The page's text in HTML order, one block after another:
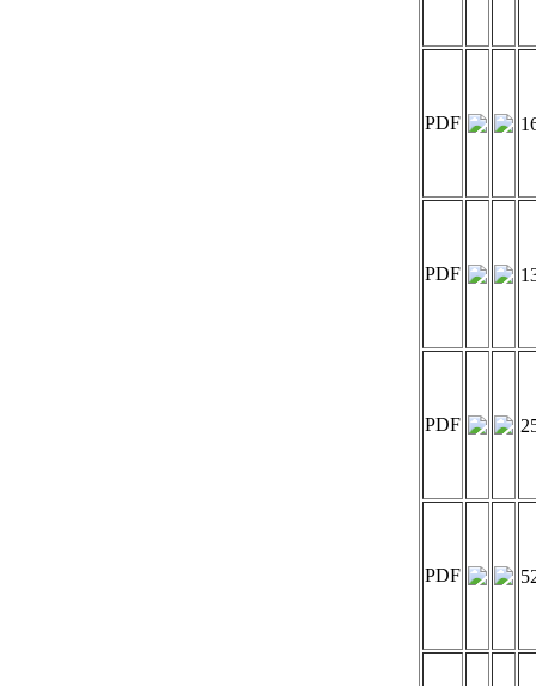
PDF
PDF
PDF
PDF